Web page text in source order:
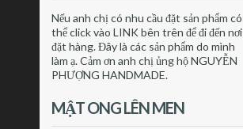
Nếu anh chị có nhu cầu đặt sản phẩm có
thể click vào LINK bên trên để đi đến nơi
đặt hàng. Đây là các sản phẩm do mình
làm ạ. Cảm ơn anh chị ủng hộ NGUYỄN
PHƯỢNG HANDMADE.
MẬT ONG LÊN MEN